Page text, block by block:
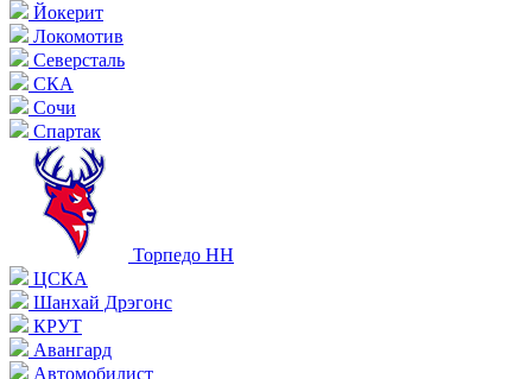
Йокерит
Локомотив
Северсталь
СКА
Сочи
Спартак
Торпедо НН
ЦСКА
Шанхай Дрэгонс
КРУТ
Авангард
Автомобилист